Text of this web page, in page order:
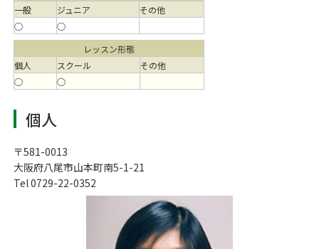
一般
ジュニア
その他
○
○
レッスン形態
個人
スクール
その他
○
○
個人
〒581-0013
大阪府八尾市山本町南5-1-21
Tel 0729-22-0352